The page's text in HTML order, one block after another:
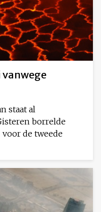
vanwege
staat al
borrelde
de tweede